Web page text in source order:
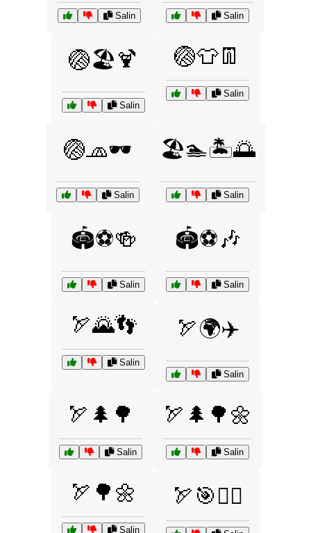
Salin Salin
🏐🏖️🍹
Salin
🏐👕👖
Salin
🏐🧢🕶️
Salin
🏖️🏊🏝️🌅
Salin
🏟️⚽🍻
Salin
🏟️⚽🎶
Salin
🏹🌄👣
Salin
🏹🌍✈️
Salin
🏹🌲🌳
Salin
🏹🌲🌳🌼
Salin
🏹🌳🌼
Salin
🏹🎯🏋️‍♂️